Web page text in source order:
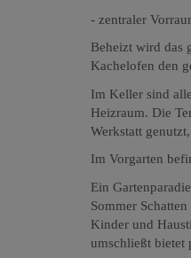
- zentraler
Beheizt wird das
Kachelofen den
Im Keller sind
Heizraum. Die
Werkstatt
Im Vorgarten
Ein
Sommer
Kinder und
umschließt bietet